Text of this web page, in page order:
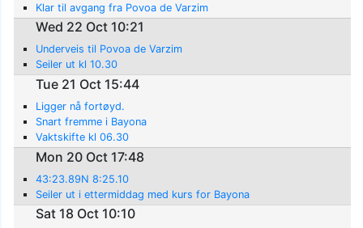
Klar til avgang fra Povoa de Varzim
Wed 22 Oct 10:21
Underveis til Povoa de Varzim
Seiler ut kl 10.30
Tue 21 Oct 15:44
Ligger nå fortøyd.
Snart fremme i Bayona
Vaktskifte kl 06.30
Mon 20 Oct 17:48
43:23.89N 8:25.10
Seiler ut i ettermiddag med kurs for Bayona
Sat 18 Oct 10:10